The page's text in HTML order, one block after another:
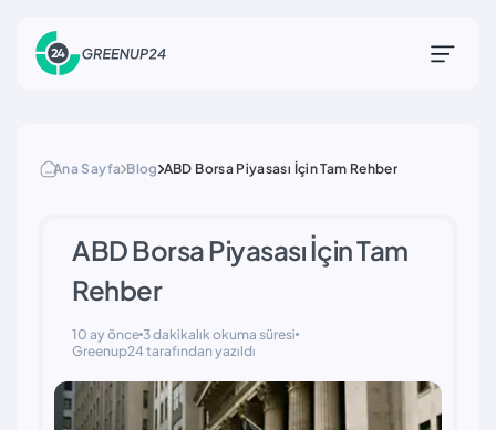
Ana Sayfa Blog ABD Borsa Piyasası İçin Tam Rehber
ABD Borsa Piyasası İçin Tam
Rehber
10 ay önce 3 dakikalık okuma süresi
Greenup24 tarafından yazıldı